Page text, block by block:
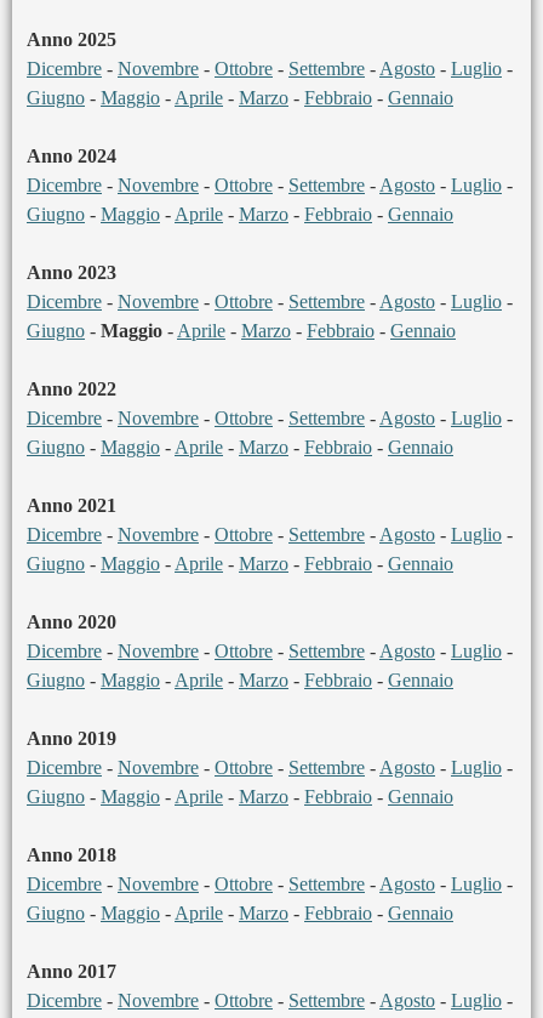
Anno 2025
Dicembre - Novembre - Ottobre - Settembre - Agosto - Luglio -
Giugno - Maggio - Aprile - Marzo - Febbraio - Gennaio
Anno 2024
Dicembre - Novembre - Ottobre - Settembre - Agosto - Luglio -
Giugno - Maggio - Aprile - Marzo - Febbraio - Gennaio
Anno 2023
Dicembre - Novembre - Ottobre - Settembre - Agosto - Luglio -
Giugno - Maggio - Aprile - Marzo - Febbraio - Gennaio
Anno 2022
Dicembre - Novembre - Ottobre - Settembre - Agosto - Luglio -
Giugno - Maggio - Aprile - Marzo - Febbraio - Gennaio
Anno 2021
Dicembre - Novembre - Ottobre - Settembre - Agosto - Luglio -
Giugno - Maggio - Aprile - Marzo - Febbraio - Gennaio
Anno 2020
Dicembre - Novembre - Ottobre - Settembre - Agosto - Luglio -
Giugno - Maggio - Aprile - Marzo - Febbraio - Gennaio
Anno 2019
Dicembre - Novembre - Ottobre - Settembre - Agosto - Luglio -
Giugno - Maggio - Aprile - Marzo - Febbraio - Gennaio
Anno 2018
Dicembre - Novembre - Ottobre - Settembre - Agosto - Luglio -
Giugno - Maggio - Aprile - Marzo - Febbraio - Gennaio
Anno 2017
Dicembre - Novembre - Ottobre - Settembre - Agosto - Luglio -